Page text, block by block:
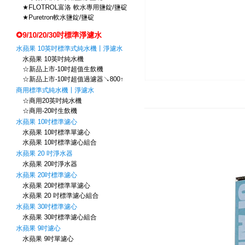
★FLOTROL富洛 軟水專用鹽錠/鹽碇
★Puretron軟水鹽錠/鹽碇
✪9/10/20/30吋標準淨濾水
水蘋果 10英吋標準式純水機〡淨濾水
水蘋果 10英吋純水機
☆新品上市-10吋超值生飲機
☆新品上市-10吋超值過濾器↘800↑
商用標準式純水機〡淨濾水
☆商用20英吋純水機
☆商用-20吋生飲機
水蘋果 10吋標準濾心
水蘋果 10吋標準單濾心
水蘋果 10吋標準濾心組合
水蘋果 20 吋淨水器
水蘋果 20吋淨水器
水蘋果 20吋標準濾心
水蘋果 20吋標準單濾心
水蘋果 20 吋標準濾心組合
水蘋果 30吋標準濾心
水蘋果 30吋標準濾心組合
水蘋果 9吋濾心
水蘋果 9吋單濾心